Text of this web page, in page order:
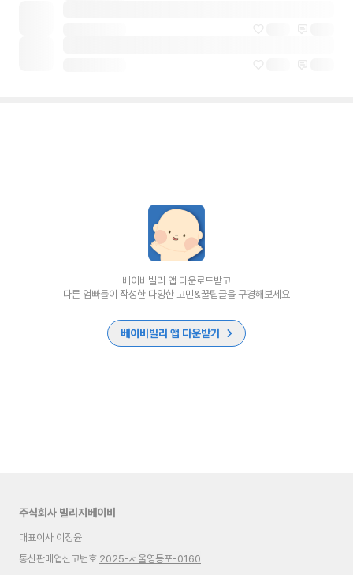
베이비빌리 앱 다운로드받고
다른 엄빠들이 작성한 다양한 고민&꿀팁글을 구경해보세요
베이비빌리 앱 다운받기
주식회사 빌리지베이비
대표이사 이정윤
통신판매업신고번호 2025-서울영등포-0160